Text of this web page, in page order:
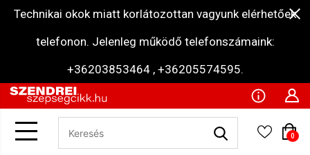
Technikai okok miatt korlátozottan vagyunk elérhetőek
telefonon. Jelenleg működő telefonszámaink:
+36203853464 , +36205574595.
0